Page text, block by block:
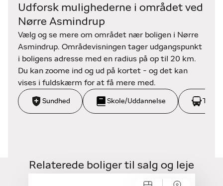
Rigtig pæn ejendom.
Udforsk mulighederne i området ved
Nørre Asmindrup
Vælg og se mere om området nær boligen i Nørre
Asmindrup. Områdevisningen tager udgangspunkt
i boligens adresse med en radius på op til 20 km.
Du kan zoome ind og ud på kortet - og det kan
vises i fuldskærm for at få mere med.
Sundhed Skole/Uddannelse
Relaterede boliger til salg og leje